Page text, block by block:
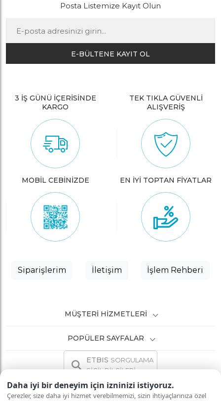
Daha iyi bir deneyim için izninizi istiyoruz.
Çerezler, size daha iyi hizmet verebilmemizi, sizin ihtiyaçlarınıza özel
Posta Listemize Kayıt Olun
E-BÜLTENE KAYIT OL
3 İŞ GÜNÜ İÇERİSİNDE
KARGO
TEK TIKLA GÜVENLİ
ALIŞVERİŞ
MOBİL CEBİNİZDE EN İYİ TOPTAN FİYATLAR
Siparişlerim İletişim İşlem Rehberi
MÜŞTERI HIZMETLERI
POPÜLER SAYFALAR
ETBIS SORGULAMA
SİCİL BİLGİLERİ